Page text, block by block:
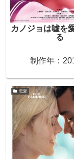
カノジョは嘘を
る
制作年：
恋愛